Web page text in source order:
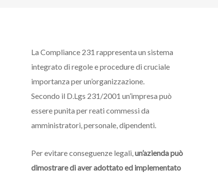
La Compliance 231 rappresenta un sistema
integrato di regole e procedure di cruciale
importanza per un’organizzazione.
Secondo il D.Lgs 231/2001 un’impresa può
essere punita per reati commessi da
amministratori, personale, dipendenti.
Per evitare conseguenze legali,un’azienda può
dimostrare di aver adottato ed implementato